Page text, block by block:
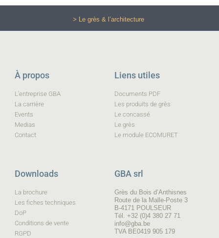
> Le grès & l’architecture
À propos
L'entreprise GBA
La carrière
Events
Medias
Contact
Liens utiles
Documents PDF
Les produits de grès
Le concassé
Le grès
Le module ECOMURET
Downloads
La brochure
Les fiches techniques
DoP
Conditions de vente
RGPD
GBA srl
Grès du Bois d’Anthisnes
Route de la Malle-Poste 3
B-4171 POULSEUR
Tél. +32 (0)4 380 27 71
info@gba.be
TVA BE0419 905 179